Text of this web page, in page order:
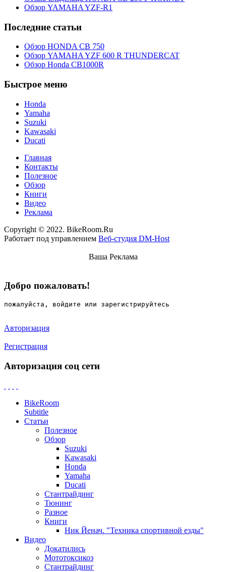
Обзор YAMAHA YZF-R1
Последние статьи
Обзор HONDA CB 750
Обзор YAMAHA YZF 600 R THUNDERCAT
Обзор Honda CB1000R
Быстрое меню
Honda
Yamaha
Suzuki
Kawasaki
Ducati
Главная
Контакты
Полезное
Обзор
Книги
Видео
Реклама
Copyright © 2022. BikeRoom.Ru
Работает под управлением Веб-студия DM-Host
Ваша Реклама
Добро пожаловать!
пожалуйста, войдите или зарегистрируйтесь
Авторизация
Регистрация
Авторизация соц сети
BikeRoom
Subtitle
Статьи
Полезное
Обзор
Suzuki
Kawasaki
Honda
Yamaha
Ducati
Стантрайдинг
Тюнинг
Разное
Книги
Ник Йенач. "Техника спортивной езды"
Видео
Докатились
Мототоксикоз
Стантрайдинг